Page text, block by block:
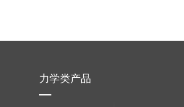
力学类产品